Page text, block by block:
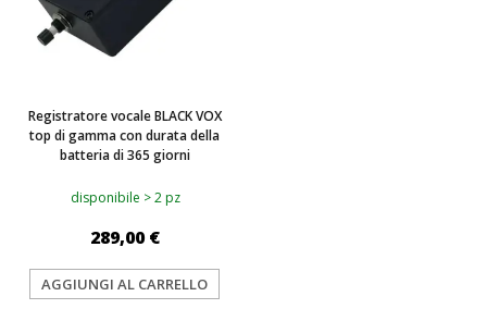
Registratore vocale BLACK VOX
top di gamma con durata della
batteria di 365 giorni
disponibile > 2 pz
289,00 €
AGGIUNGI AL CARRELLO